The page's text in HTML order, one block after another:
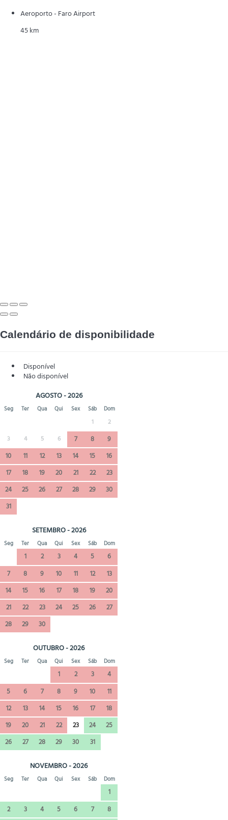
Aeroporto - Faro Airport
45 km
Calendário de disponibilidade
Disponível
Não disponível
AGOSTO - 2026
Seg Ter Qua Qui Sex Sáb Dom
1
2
3
4 5 6 7 8
9
10
11 12 13 14 15
16
17
18 19 20 21 22
23
24
25 26 27 28 29
30
31
SETEMBRO - 2026
Seg Ter Qua Qui Sex Sáb Dom
1 2 3 4 5
6
7
8 9 10 11 12
13
14
15 16 17 18 19
20
21
22 23 24 25 26
27
28
29 30
OUTUBRO - 2026
Seg Ter Qua Qui Sex Sáb Dom
1 2 3
4
5
6 7 8 9 10
11
12
13 14 15 16 17
18
19
20 21 22 23 24
25
26
27 28 29 30 31
NOVEMBRO - 2026
Seg Ter Qua Qui Sex Sáb Dom
1
2
3 4 5 6 7
8